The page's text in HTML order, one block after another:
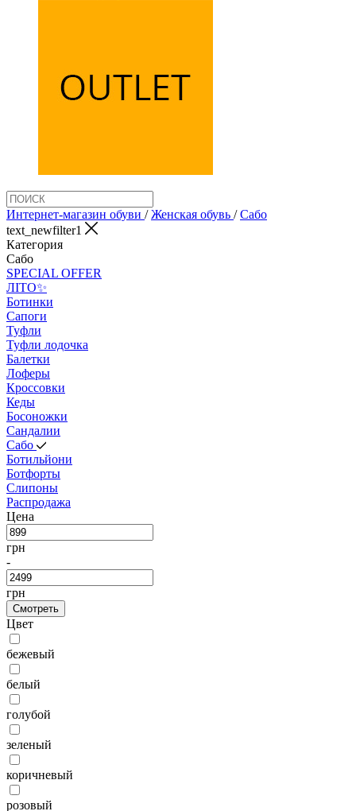
Интернет-магазин обуви /Женская обувь /Сабо
text_newfilter1
Категория
Сабо
SPECIAL OFFER
ЛІТО✨
Ботинки
Сапоги
Туфли
Туфли лодочка
Балетки
Лоферы
Кроссовки
Кеды
Босоножки
Сандалии
Сабо
Ботильйони
Ботфорты
Слипоны
Распродажа
Цена
грн
-
грн
Смотреть
Цвет
бежевый
белый
голубой
зеленый
коричневый
розовый